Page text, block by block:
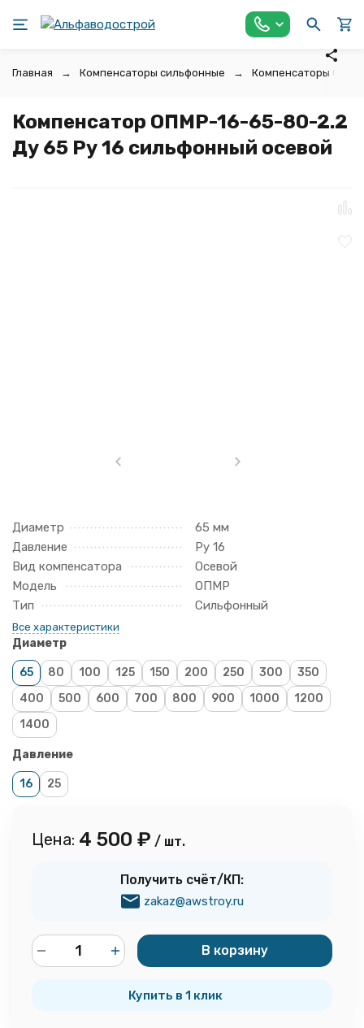
Главная Компенсаторы сильфонные Компенсаторы ОПМР
Компенсатор ОПМР-16-65-80-2.2
Ду 65 Ру 16 сильфонный осевой
Диаметр
65 мм
Давление
Ру 16
Вид компенсатора
Осевой
Модель
ОПМР
Тип
Сильфонный
Все характеристики
Диаметр
65 80 100 125 150 200 250 300
350
400
500 600 700 800 900 1000
1200
1400
Давление
16 25
Цена: 4 500 ₽ / шт.
Получить счёт/КП:
zakaz@awstroy.ru
В корзину
Купить в 1 клик